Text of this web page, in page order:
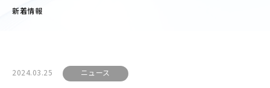
マノスタートランスミッタ
新着情報
2024.03.25 ニュース